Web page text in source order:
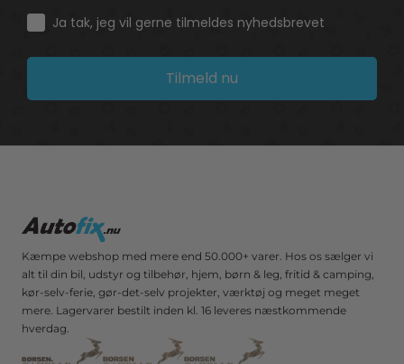
Consent
Ja tak, jeg vil gerne tilmeldes nyhedsbrevet
Tilmeld nu
Kæmpe webshop med mere end 50.000+ varer. Hos os sælger vi
alt til din bil, udstyr og tilbehør, hjem, børn & leg, fritid & camping,
kør-selv-ferie, gør-det-selv projekter, værktøj og meget meget
mere. Lagervarer bestilt inden kl. 16 leveres næstkommende
hverdag.